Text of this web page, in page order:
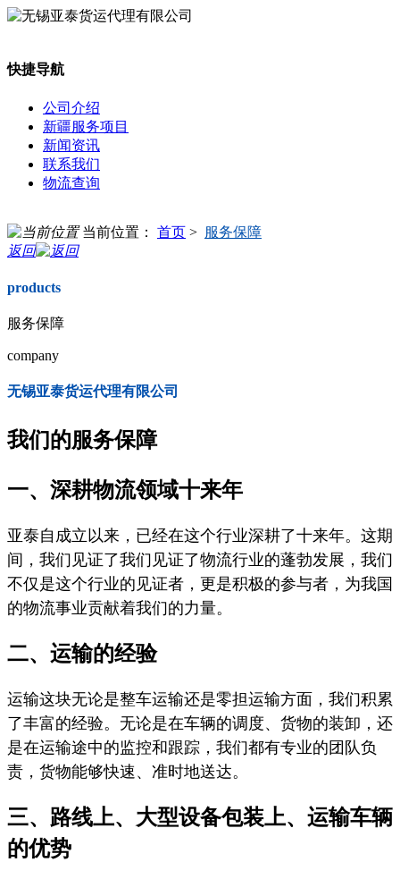
快捷导航
公司介绍
新疆服务项目
新闻资讯
联系我们
物流查询
当前位置： 首页 > 服务保障
返回
products
服务保障
company
无锡亚泰货运代理有限公司
我们的服务保障
一、深耕物流领域十来年
亚泰自成立以来，已经在这个行业深耕了十来年。这期
间，我们见证了我们见证了物流行业的蓬勃发展 ， 我们
不仅是这个行业的见证者，更是积极的参与者，为我国
的物流事业贡献着我们的力量。
二、运输的经验
运输这块无论是整车运输还是零担运输方面，我们积累
了丰富的经验。无论是在车辆的调度、货物的装卸，还
是在运输途中的监控和跟踪，我们都有专业的团队负
责，货物能够快速、准时地送达。
三、路线上、大型设备包装上、运输车辆
的优势